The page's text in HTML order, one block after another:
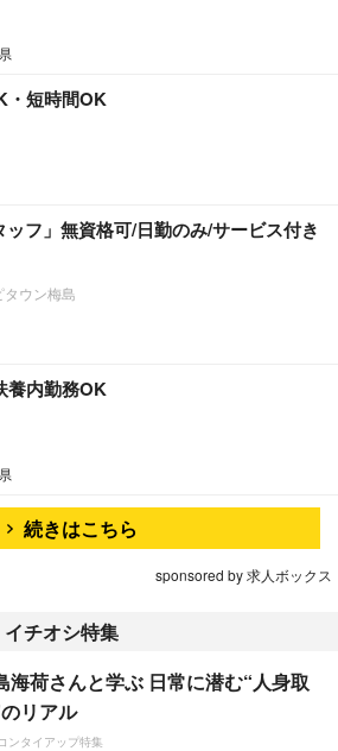
・短時間OK
ッフ」無資格可/日勤のみ/サービス付き
ウン梅島
養内勤務OK
続きはこちら
sponsored by 求人ボックス
チオシ特集
海荷さんと学ぶ 日常に潜む“人身取
リアル
ンタイアップ特集